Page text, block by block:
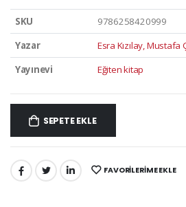
SKU
9786258420999
Yazar
Esra Kızılay, Mustafa
Yayınevi
Eğiten kitap
SEPETE EKLE
PAYLAŞ: FAVORILERIME EKLE